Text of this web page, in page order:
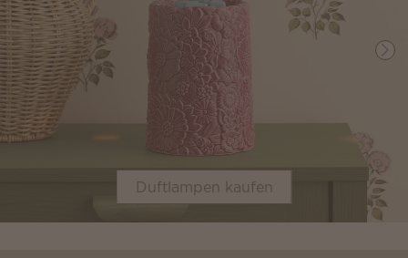
Duftlampen kaufen